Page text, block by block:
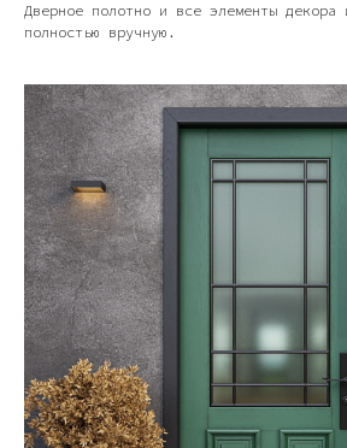
Дверное полотно и все элементы декора
полностью вручную.